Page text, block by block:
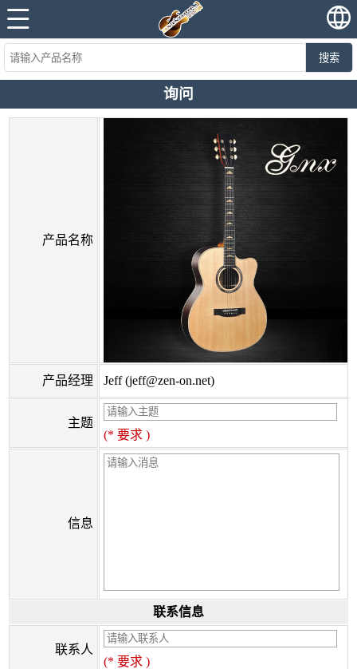
搜索
询问
产品名称
产品经理 Jeff (jeff@zen-on.net)
主题
(* 要求 )
信息
联系信息
联系人
(* 要求 )